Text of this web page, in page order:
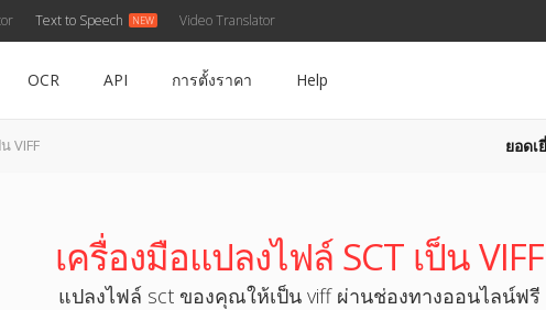
Text to Speech Video Translator
OCR API การตั้งราคา Help
VIFF ยอดเ
เครื่องมือแปลงไฟล์ SCT เป็น VIFF
แปลงไฟล์ sct ของคุณให้เป็น viff ผ่านช่องทางออนไลน์ฟรี